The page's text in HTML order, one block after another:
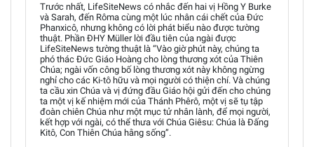
Trước nhất, LifeSiteNews có nhắc đến hai vị Hồng Y Burke
và Sarah, đến Rôma cùng một lúc nhân cái chết của Đức
Phanxicô, nhưng không có lời phát biểu nào được tường
thuật. Phần ĐHY Müller lời đầu tiên của ngài được
LifeSiteNews tường thuật là “Vào giờ phút này, chúng ta
phó thác Đức Giáo Hoàng cho lòng thương xót của Thiên
Chúa; ngài vốn công bố lòng thương xót này không ngừng
nghỉ cho các Ki-tô hữu và mọi người có thiện chí. Và chúng
ta cầu xin Chúa và vị đứng đầu Giáo hội gửi đến cho chúng
ta một vị kế nhiệm mới của Thánh Phêrô, một vị sẽ tụ tập
đoàn chiên Chúa như một mục tử nhân lành, để mọi người,
kết hợp với ngài, có thể thưa với Chúa Giêsu: Chúa là Đấng
Kitô, Con Thiên Chúa hằng sống”.